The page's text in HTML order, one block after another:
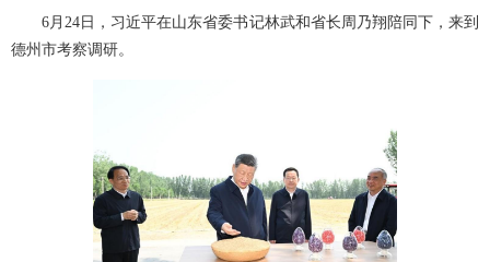
6月24日，习近平在山东省委书记林武和省长周乃翔陪同下，来到
德州市考察调研。